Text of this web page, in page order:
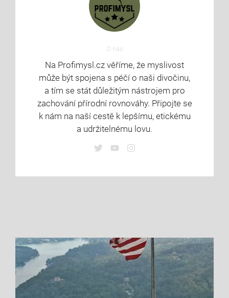
O nás
Na Profimysl.cz věříme, že myslivost
může být spojena s péčí o naši divočinu,
a tím se stát důležitým nástrojem pro
zachování přírodní rovnováhy. Připojte se
k nám na naší cestě k lepšímu, etickému
a udržitelnému lovu.